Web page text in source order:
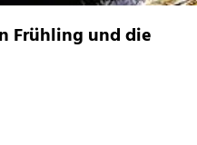
Frühling und die